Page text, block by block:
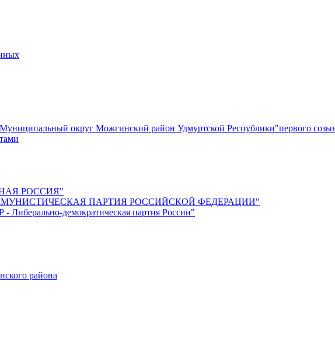
округ Можгинский район Удмуртской Республики"первого
РОССИЯ"
ПАРТИЯ РОССИЙСКОЙ ФЕДЕРАЦИИ"
Либерально-демократическая партия России"
района